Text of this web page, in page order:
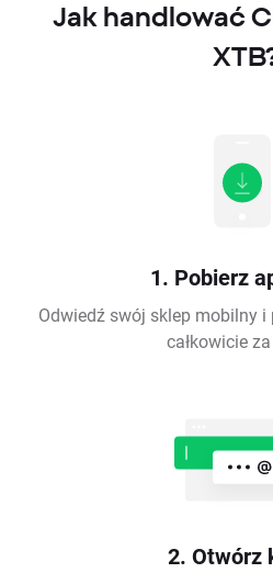
Jak handlować
1. Pobierz
Odwiedź swój sklep mobilny
całkowicie
2. Otwórz